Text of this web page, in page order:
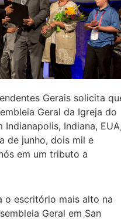
Gerais solicita
Geral da Igreja do
Indianapolis, Indiana,
de junho, dois mil e
em um tributo a
o escritório mais alto na
Geral em San